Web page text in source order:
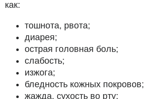
как:
тошнота, рвота;
диарея;
острая головная боль;
слабость;
изжога;
бледность кожных покровов;
жажда, сухость во рту;